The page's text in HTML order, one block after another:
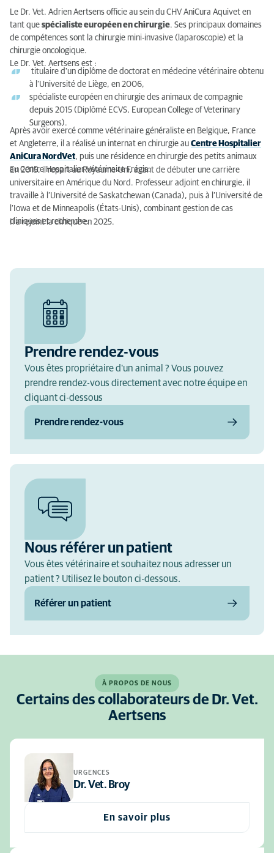
Le Dr. Vet. Adrien Aertsens officie au sein du CHV AniCura Aquivet en
tant que spécialiste européen en chirurgie. Ses principaux domaines
de compétences sont la chirurgie mini-invasive (laparoscopie) et la
chirurgie oncologique.
Le Dr. Vet. Aertsens est :
titulaire d'un diplôme de doctorat en médecine vétérinaire obtenu
à l’Université de Liège, en 2006,
spécialiste européen en chirurgie des animaux de compagnie
depuis 2015 (Diplômé ECVS, European College of Veterinary
Surgeons).
Après avoir exercé comme vétérinaire généraliste en Belgique, France
et Angleterre, il a réalisé un internat en chirurgie au Centre Hospitalier
AniCura NordVet, puis une résidence en chirurgie des petits animaux
au Centre Hospitalier Vétérinaire Frégis.
En 2015, il repart au Royaume-Uni, avant de débuter une carrière
universitaire en Amérique du Nord. Professeur adjoint en chirurgie, il
travaille à l’Université de Saskatchewan (Canada), puis à l’Université de
l’Iowa et de Minneapolis (États-Unis), combinant gestion de cas
cliniques et recherche.
Il a rejoint la clinique en 2025.
Prendre rendez-vous
Vous êtes propriétaire d'un animal ? Vous pouvez
prendre rendez-vous directement avec notre équipe en
cliquant ci-dessous
Prendre rendez-vous
Nous référer un patient
Vous êtes vétérinaire et souhaitez nous adresser un
patient ? Utilisez le bouton ci-dessous.
Référer un patient
À PROPOS DE NOUS
Certains des collaborateurs de Dr. Vet.
Aertsens
URGENCES
Dr. Vet. Broy
En savoir plus